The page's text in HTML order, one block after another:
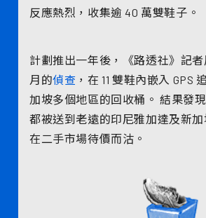
反應熱烈，收集逾 40 萬雙鞋子。
計劃推出一年後，《路透社》記
月的偵查 ，在 11 雙鞋內嵌入 GPS
加坡多個地區的回收桶。 結果發
都被送到老遠的印尼雅加達及新加
在二手市場待價而沽。